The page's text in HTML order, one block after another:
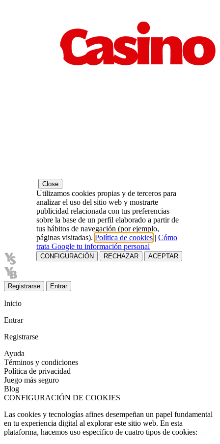
Registrarse Entrar
Inicio
Entrar
Registrarse
Ayuda
Términos y condiciones
Política de privacidad
Juego más seguro
Blog
CONFIGURACIÓN DE COOKIES
Las cookies y tecnologías afines desempeñan un papel fundamental
en tu experiencia digital al explorar este sitio web. En esta
plataforma, hacemos uso específico de cuatro tipos de cookies:
Close
Utilizamos cookies propias y de terceros para
analizar el uso del sitio web y mostrarte
publicidad relacionada con tus preferencias
sobre la base de un perfil elaborado a partir de
tus hábitos de navegación (por ejemplo,
páginas visitadas). Política de cookies | Cómo
trata Google tu información personal
CONFIGURACIÓN RECHAZAR ACEPTAR